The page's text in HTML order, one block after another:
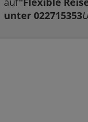
unter 022715353